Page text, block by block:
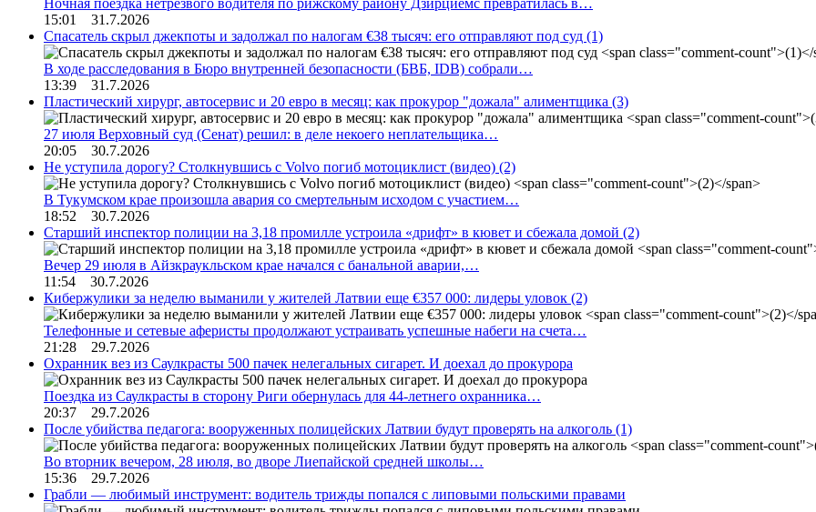
Ночная поездка нетрезвого водителя по рижскому району Дзирциемс превратилась в…
15:01 31.7.2026
Спасатель скрыл джекпоты и задолжал по налогам €38 тысяч: его отправляют под суд (1)
В ходе расследования в Бюро внутренней безопасности (БВБ, IDB) собрали…
13:39 31.7.2026
Пластический хирург, автосервис и 20 евро в месяц: как прокурор "дожала" алиментщика (3)
27 июля Верховный суд (Сенат) решил: в деле некоего неплательщика…
20:05 30.7.2026
Не уступила дорогу? Столкнувшись с Volvo погиб мотоциклист (видео) (2)
В Тукумском крае произошла авария со смертельным исходом с участием…
18:52 30.7.2026
Старший инспектор полиции на 3,18 промилле устроила «дрифт» в кювет и сбежала домой (2)
Вечер 29 июля в Айзкраукльском крае начался с банальной аварии,…
11:54 30.7.2026
Кибержулики за неделю выманили у жителей Латвии еще €357 000: лидеры уловок (2)
Телефонные и сетевые аферисты продолжают устраивать успешные набеги на счета…
21:28 29.7.2026
Охранник вез из Саулкрасты 500 пачек нелегальных сигарет. И доехал до прокурора
Поездка из Саулкрасты в сторону Риги обернулась для 44-летнего охранника…
20:37 29.7.2026
После убийства педагога: вооруженных полицейских Латвии будут проверять на алкоголь (1)
Во вторник вечером, 28 июля, во дворе Лиепайской средней школы…
15:36 29.7.2026
Грабли — любимый инструмент: водитель трижды попался с липовыми польскими правами